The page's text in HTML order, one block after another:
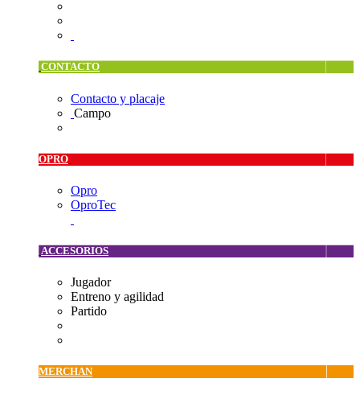
CONTACTO
Contacto y placaje
Campo
OPRO
Opro
OproTec
ACCESORIOS
Jugador
Entreno y agilidad
Partido
MERCHAN